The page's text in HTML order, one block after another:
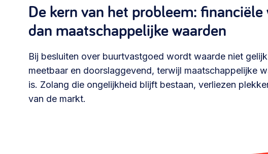
De kern van het probleem:
dan maatschappelijke waarden
Bij besluiten over buurtvastgoed wordt waarde niet
meetbaar en doorslaggevend, terwijl maatschappelijke
is. Zolang die ongelijkheid blijft bestaan, verliezen
van de markt.